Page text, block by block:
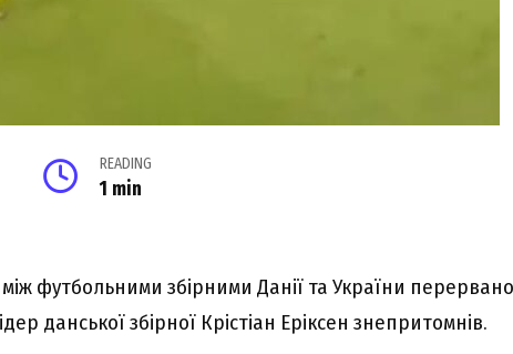
READING
1 min
футбольними збірними Данії та України
данської збірної Крістіан Еріксен знепритомнів.